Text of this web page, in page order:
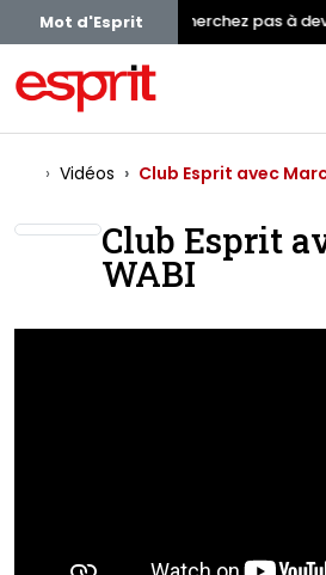
Mot d'EspritNe cherchez pas à
Vidéos Club Esprit avec
Club Esprit
WABI